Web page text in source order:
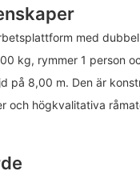
med
kg, rymmer 1 person
på 8,00 m. Den är
och högkvalitativa